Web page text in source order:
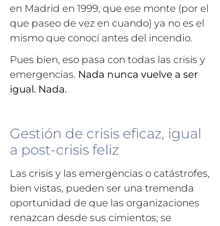
en Madrid en 1999, que ese monte (por el
que paseo de vez en cuando) ya no es el
mismo que conocí antes del incendio.
Pues bien, eso pasa con todas las crisis y
emergencias. Nada nunca vuelve a ser
igual. Nada.
Gestión de crisis eficaz, igual
a post-crisis feliz
Las crisis y las emergencias o catástrofes,
bien vistas, pueden ser una tremenda
oportunidad de que las organizaciones
renazcan desde sus cimientos; se